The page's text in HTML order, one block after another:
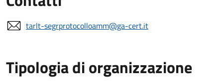
tarlt-segrprotocolloamm@ga-cert.it
Tipologia di organizzazione